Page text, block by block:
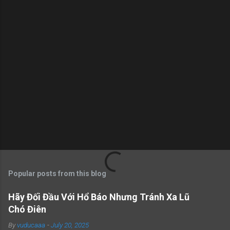
Popular posts from this blog
Hãy Đối Đầu Với Hổ Báo Nhưng Tránh Xa Lũ
Chó Điên
Byvuducaaa -July 20, 2025